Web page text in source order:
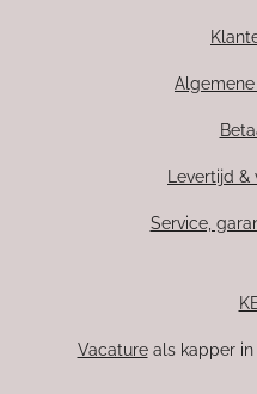
Levertijd
Service,
Vacatureals kapper in